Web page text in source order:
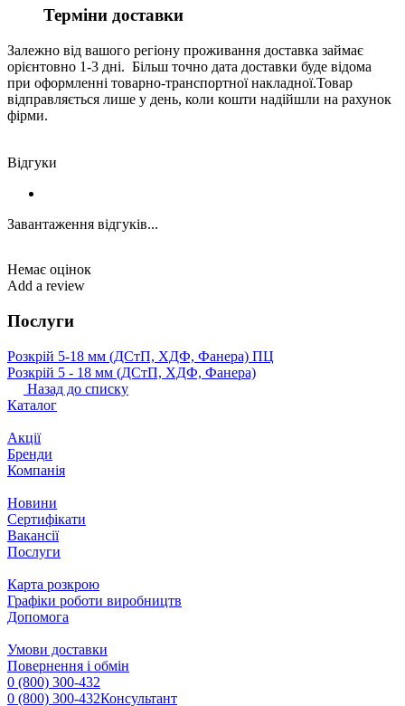
Терміни доставки
Залежно від вашого регіону проживання доставка займає
орієнтовно 1-3 дні. Більш точно дата доставки буде відома
при оформленні товарно-транспортної накладної.Товар
відправляється лише у день, коли кошти надійшли на рахунок
фірми.
Відгуки
Завантаження відгуків...
Немає оцінок
Add a review
Послуги
Розкрій 5‐18 мм (ДСтП, ХДФ, Фанера) ПЦ
Розкрій 5 ‐ 18 мм (ДСтП, ХДФ, Фанера)
Назад до списку
Каталог
Акції
Бренди
Компанія
Новини
Сертифікати
Вакансії
Послуги
Карта розкрою
Графіки роботи виробництв
Допомога
Умови доставки
Повернення і обмін
0 (800) 300-432
0 (800) 300-432Консультант